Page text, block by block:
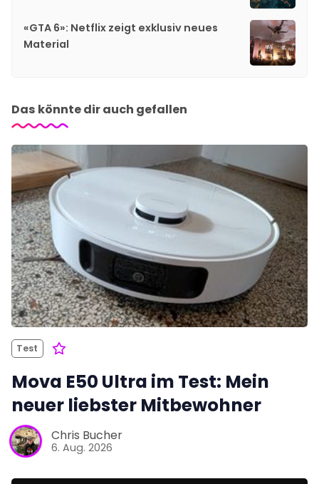
«GTA 6»: Netflix zeigt exklusiv neues
Material
Das könnte dir auch gefallen
Test
Mova E50 Ultra im Test: Mein
neuer liebster Mitbewohner
Chris Bucher
6. Aug. 2026